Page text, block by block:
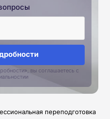
вы соглашаетесь с
переподготовка